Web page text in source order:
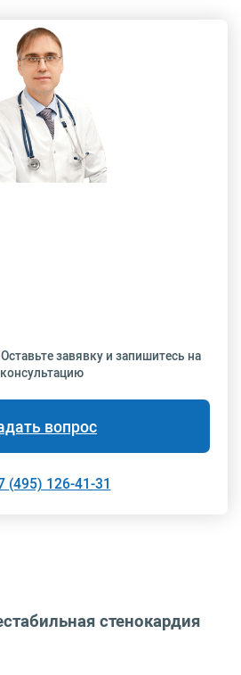
завявку и запишитесь на
консультацию
вопрос
(495) 126-41-31
стенокардия